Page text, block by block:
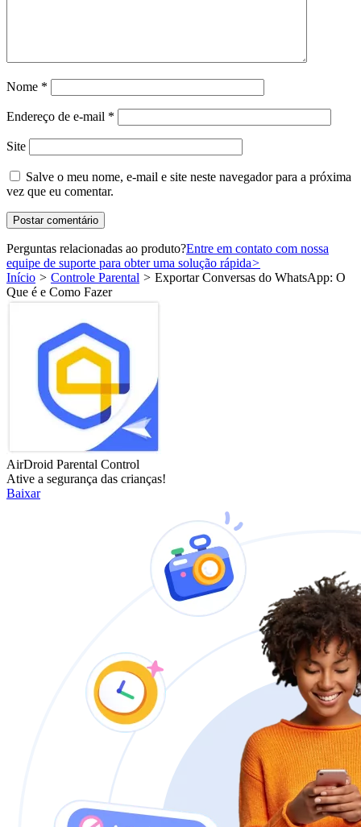
Nome *
Endereço de e-mail *
Site
Salve o meu nome, e-mail e site neste navegador para a próxima
vez que eu comentar.
Perguntas relacionadas ao produto?Entre em contato com nossa
equipe de suporte para obter uma solução rápida>
Início > Controle Parental > Exportar Conversas do WhatsApp: O
Que é e Como Fazer
AirDroid Parental Control
Ative a segurança das crianças!
Baixar